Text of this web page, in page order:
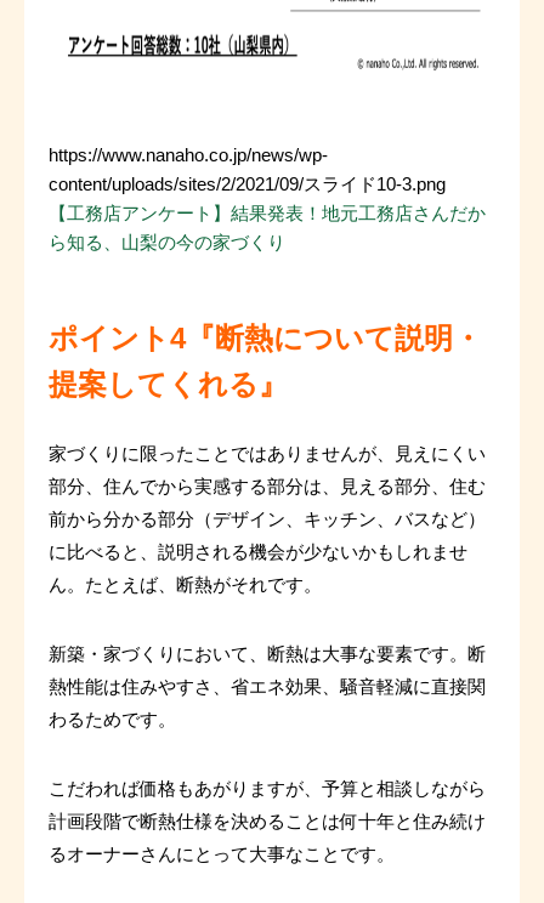
https://www.nanaho.co.jp/news/wp-
content/uploads/sites/2/2021/09/スライド10-3.png
【工務店アンケート】結果発表！地元工務店さんだか
ら知る、山梨の今の家づくり
ポイント4『断熱について説明・
提案してくれる』
家づくりに限ったことではありませんが、見えにくい
部分、住んでから実感する部分は、見える部分、住む
前から分かる部分（デザイン、キッチン、バスなど）
に比べると、説明される機会が少ないかもしれませ
ん。たとえば、断熱がそれです。
新築・家づくりにおいて、断熱は大事な要素です。断
熱性能は住みやすさ、省エネ効果、騒音軽減に直接関
わるためです。
こだわれば価格もあがりますが、予算と相談しながら
計画段階で断熱仕様を決めることは何十年と住み続け
るオーナーさんにとって大事なことです。